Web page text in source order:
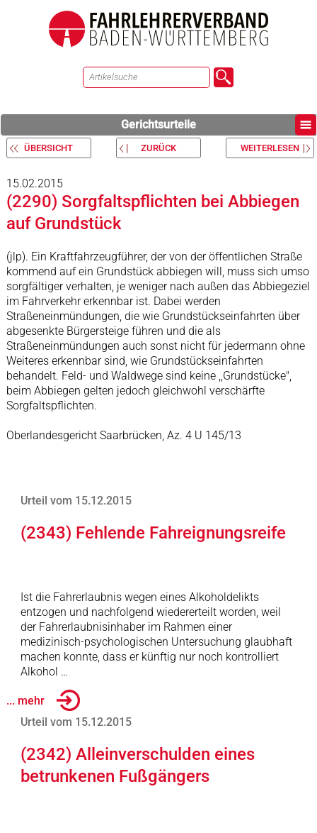
Gerichtsurteile
ÜBERSICHT ZURÜCK WEITERLESEN
15.02.2015
(2290) Sorgfaltspflichten bei Abbiegen
auf Grundstück
(jlp). Ein Kraftfahrzeugführer, der von der öffentlichen Straße
kommend auf ein Grundstück abbiegen will, muss sich umso
sorgfältiger verhalten, je weniger nach außen das Abbiegeziel
im Fahrverkehr erkennbar ist. Dabei werden
Straßeneinmündungen, die wie Grundstückseinfahrten über
abgesenkte Bürgersteige führen und die als
Straßeneinmündungen auch sonst nicht für jedermann ohne
Weiteres erkennbar sind, wie Grundstückseinfahrten
behandelt. Feld- und Waldwege sind keine ,,Grundstücke",
beim Abbiegen gelten jedoch gleichwohl verschärfte
Sorgfaltspflichten.
Oberlandesgericht Saarbrücken, Az. 4 U 145/13
Urteil vom 15.12.2015
(2343) Fehlende Fahreignungsreife
Ist die Fahrerlaubnis wegen eines Alkoholdelikts
entzogen und nachfolgend wiedererteilt worden, weil
der Fahrerlaubnisinhaber im Rahmen einer
medizinisch-psychologischen Untersuchung glaubhaft
machen konnte, dass er künftig nur noch kontrolliert
Alkohol …
... mehr
Urteil vom 15.12.2015
(2342) Alleinverschulden eines
betrunkenen Fußgängers